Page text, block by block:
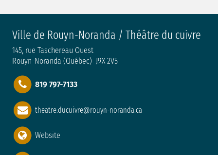
Ville de Rouyn-Noranda / Théâtre du cuivre
145, rue Taschereau Ouest
Rouyn-Noranda (Québec) J9X 2V5
819 797-7133
theatre.ducuivre@rouyn-noranda.ca
Website